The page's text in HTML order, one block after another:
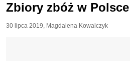
Zbiory zbóż w
30 lipca 2019, Magdalena Kowalczyk